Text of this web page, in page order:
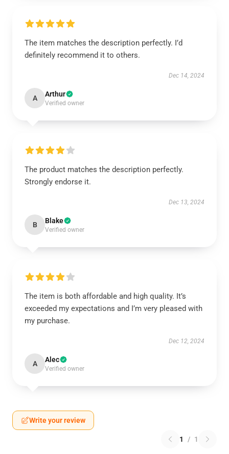
The item matches the description perfectly. I’d
definitely recommend it to others.
Dec 14, 2024
A Arthur
Verified owner
The product matches the description perfectly.
Strongly endorse it.
Dec 13, 2024
B Blake
Verified owner
The item is both affordable and high quality. It’s
exceeded my expectations and I’m very pleased with
my purchase.
Dec 12, 2024
A Alec
Verified owner
Write your review
1 / 1